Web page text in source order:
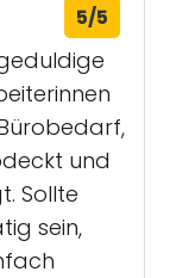
5/5
und
Sollte
sein,